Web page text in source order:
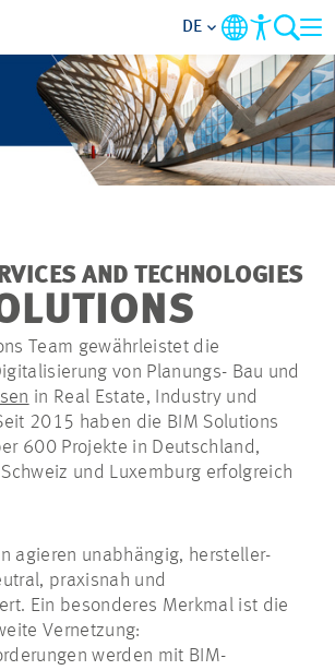
MARKETS
SERVICES
IM FOKUS
KARRIERE
PROJEKTE
KONTAKT
DE
AND TECHNOLOGIES
Team gewährleistet die
von Planungs- Bau und
in Real Estate, Industry und
2015 haben die BIM Solutions
600 Projekte in Deutschland,
und Luxemburg erfolgreich
agieren unabhängig, hersteller-
praxisnah und
Ein besonderes Merkmal ist die
Vernetzung:
werden mit BIM-